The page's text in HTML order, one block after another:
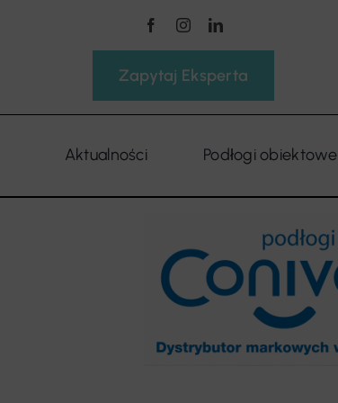
Zapytaj Eksperta
Aktualności Podłogi obiektowe